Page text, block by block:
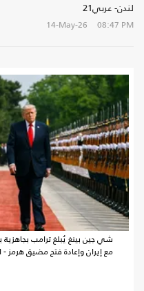
لندن- عربي21
14-May-26 08:47 PM
شي جين بينغ يُبلغ ترامب
مع إيران وإعادة فتح مضيق هرمز -